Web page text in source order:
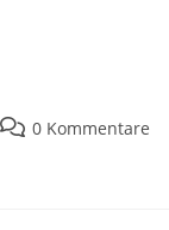
0 Kommentare